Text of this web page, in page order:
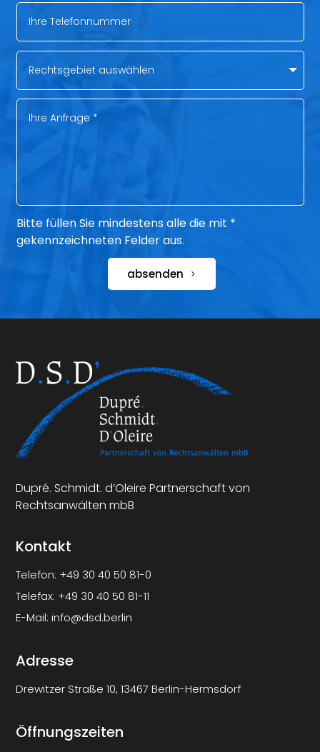
Bitte füllen Sie mindestens alle die mit *
gekennzeichneten Felder aus.
absenden
Dupré. Schmidt. d’Oleire Partnerschaft von
Rechtsanwälten mbB
Kontakt
Telefon: +49 30 40 50 81-0
Telefax: +49 30 40 50 81-11
E-Mail:info@dsd.berlin
Adresse
Drewitzer Straße 10, 13467 Berlin-Hermsdorf
Öffnungszeiten